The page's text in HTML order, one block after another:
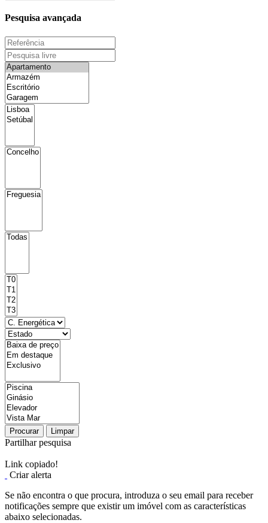
Pesquisa avançada
Procurar Limpar
Partilhar pesquisa
Link copiado!
Criar alerta
Se não encontra o que procura, introduza o seu email para receber
notificações sempre que existir um imóvel com as características
abaixo selecionadas.